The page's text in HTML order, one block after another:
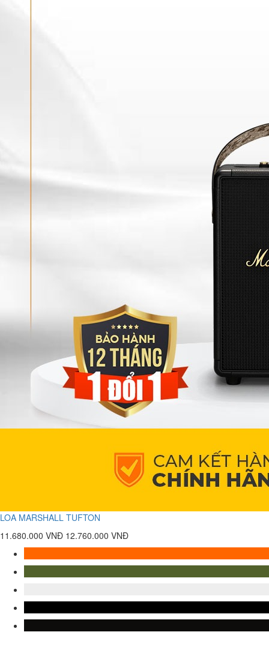
LOA MARSHALL TUFTON
11.680.000 VNĐ 12.760.000 VNĐ